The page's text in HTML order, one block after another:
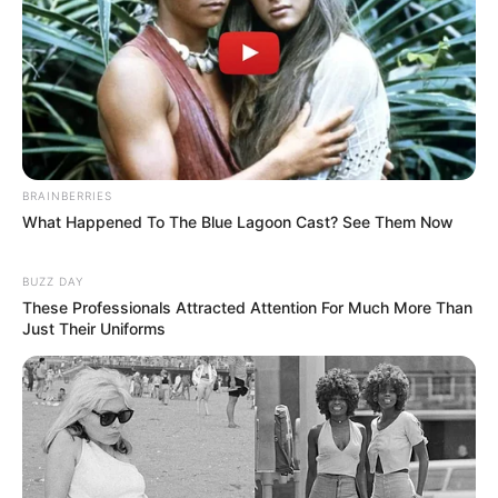
Köcheln lassen
: Bei mittlerer Hitze ca.
20–25 Minuten garen, bis das Gemüse
weich ist.
Finale: Brokkoli und Zucchini in den
letzten 5–7 Minuten dazugeben, damit
sie bissfest bleiben.
frischer Petersilie verfeinern.
So entsteht eine einfache, aber unglaublich
aromatische Suppe. Genau so wird aus dem
Motto„
Gesund & köstlich: gemüsesuppe
rezept neu entdeckt!“ ein Genussmoment für
jeden Tag.
BRAINBERRIES
What Happened To The Blue Lagoon Cast? See Them Now
BUZZ DAY
These Professionals Attracted Attention For Much More Than
Just Their Uniforms